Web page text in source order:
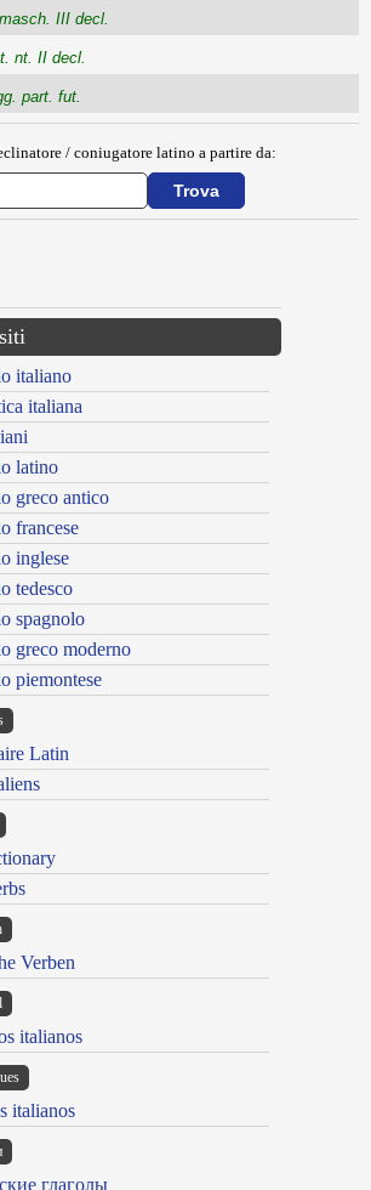
III decl.
nt. II decl.
part. fut.
/ coniugatore latino a partire da:
italiano
italiana
latino
greco antico
francese
inglese
tedesco
spagnolo
greco moderno
piemontese
Latin
Verben
italianos
italianos
глаголы